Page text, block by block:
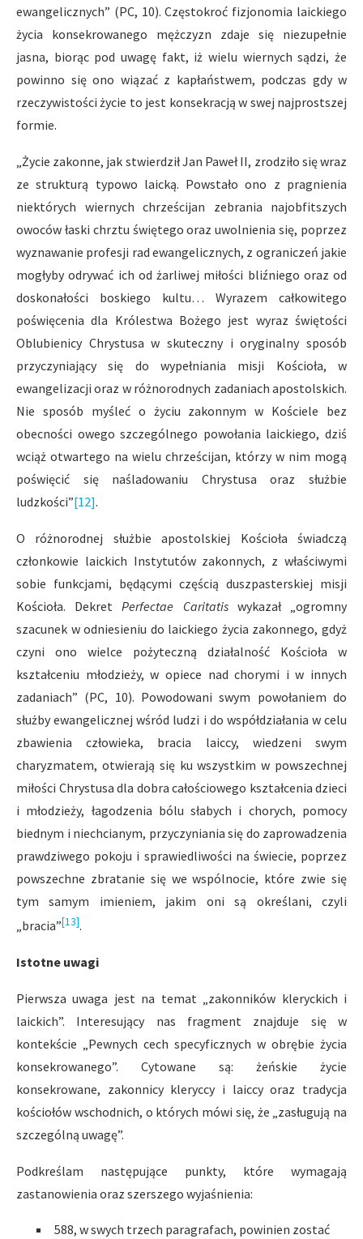
ewangelicznych” (PC, 10). Częstokroć fizjonomia laickiego
życia konsekrowanego mężczyzn zdaje się niezupełnie
jasna, biorąc pod uwagę fakt, iż wielu wiernych sądzi, że
powinno się ono wiązać z kapłaństwem, podczas gdy w
rzeczywistości życie to jest konsekracją w swej najprostszej
formie.
„Życie zakonne, jak stwierdził Jan Paweł II, zrodziło się wraz
ze strukturą typowo laicką. Powstało ono z pragnienia
niektórych wiernych chrześcijan zebrania najobfitszych
owoców łaski chrztu świętego oraz uwolnienia się, poprzez
wyznawanie profesji rad ewangelicznych, z ograniczeń jakie
mogłyby odrywać ich od żarliwej miłości bliźniego oraz od
doskonałości boskiego kultu… Wyrazem całkowitego
poświęcenia dla Królestwa Bożego jest wyraz świętości
Oblubienicy Chrystusa w skuteczny i oryginalny sposób
przyczyniający się do wypełniania misji Kościoła, w
ewangelizacji oraz w różnorodnych zadaniach apostolskich.
Nie sposób myśleć o życiu zakonnym w Kościele bez
obecności owego szczególnego powołania laickiego, dziś
wciąż otwartego na wielu chrześcijan, którzy w nim mogą
poświęcić się naśladowaniu Chrystusa oraz służbie
ludzkości”[12].
O różnorodnej służbie apostolskiej Kościoła świadczą
członkowie laickich Instytutów zakonnych, z właściwymi
sobie funkcjami, będącymi częścią duszpasterskiej misji
Kościoła. DekretPerfectae Caritatiswykazał „ogromny
szacunek w odniesieniu do laickiego życia zakonnego, gdyż
czyni ono wielce pożyteczną działalność Kościoła w
kształceniu młodzieży, w opiece nad chorymi i w innych
zadaniach” (PC, 10). Powodowani swym powołaniem do
służby ewangelicznej wśród ludzi i do współdziałania w celu
zbawienia człowieka, bracia laiccy, wiedzeni swym
charyzmatem, otwierają się ku wszystkim w powszechnej
miłości Chrystusa dla dobra całościowego kształcenia dzieci
i młodzieży, łagodzenia bólu słabych i chorych, pomocy
biednym i niechcianym, przyczyniania się do zaprowadzenia
prawdziwego pokoju i sprawiedliwości na świecie, poprzez
powszechne zbratanie się we wspólnocie, które zwie się
tym samym imieniem, jakim oni są określani, czyli
„bracia”[13].
Istotne uwagi
Pierwsza uwaga jest na temat „zakonników kleryckich i
laickich”. Interesujący nas fragment znajduje się w
kontekście „Pewnych cech specyficznych w obrębie życia
konsekrowanego”. Cytowane są: żeńskie życie
konsekrowane, zakonnicy kleryccy i laiccy oraz tradycja
kościołów wschodnich, o których mówi się, że „zasługują na
szczególną uwagę”.
Podkreślam następujące punkty, które wymagają
zastanowienia oraz szerszego wyjaśnienia:
588, w swych trzech paragrafach, powinien zostać